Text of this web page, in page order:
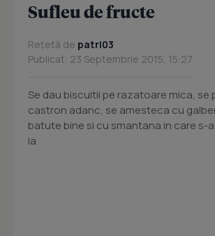
Sufleu de fructe
Rețetă de patri03
Publicat: 23 Septembrie 2015, 15:27
Se dau biscuitii pe razatoare mica, se
castron adanc, se amesteca cu
batute bine si cu smantana in care s-
la